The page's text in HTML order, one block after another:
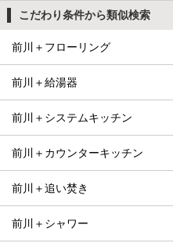
こだわり条件から類似検索
前川＋フローリング
前川＋給湯器
前川＋システムキッチン
前川＋カウンターキッチン
前川＋追い焚き
前川＋シャワー